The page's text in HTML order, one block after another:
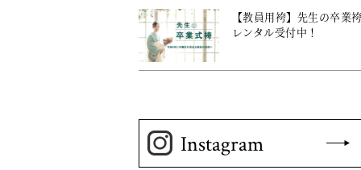
【教員用袴】先生の卒業袴
レンタル受付中！
Instagram